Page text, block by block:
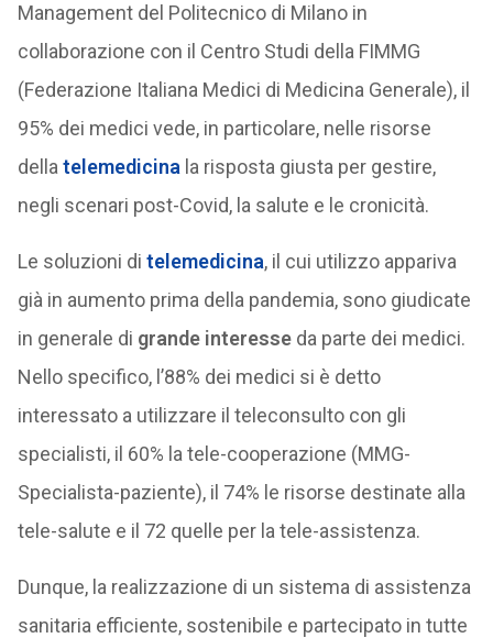
Management del Politecnico di Milano in
collaborazione con il Centro Studi della FIMMG
(Federazione Italiana Medici di Medicina Generale), il
95% dei medici vede, in particolare, nelle risorse
della telemedicina la risposta giusta per gestire,
negli scenari post-Covid, la salute e le cronicità.
Le soluzioni di telemedicina, il cui utilizzo appariva
già in aumento prima della pandemia, sono giudicate
in generale di grande interesseda parte dei medici.
Nello specifico, l’88% dei medici si è detto
interessato a utilizzare il teleconsulto con gli
specialisti, il 60% la tele-cooperazione (MMG-
Specialista-paziente), il 74% le risorse destinate alla
tele-salute e il 72 quelle per la tele-assistenza.
Dunque, la realizzazione di un sistema di assistenza
sanitaria efficiente, sostenibile e partecipato in tutte